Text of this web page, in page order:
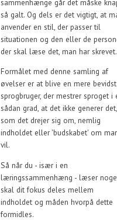
sammenhænge går det måske
så galt. Og dels er det vigtigt, at
anvender en stil, der passer til
situationen og den eller de
der skal læse det, man har skrevet.
Formålet med denne samling af
øvelser er at blive en mere bevidst
sprogbruger, der mestrer sproget i
sådan grad, at det ikke generer det,
som det drejer sig om, nemlig
indholdet eller 'budskabet' om
vil.
Så når du - især i en
læringssammenhæng - læser
skal dit fokus deles mellem
indholdet og måden hvorpå dette
formidles.